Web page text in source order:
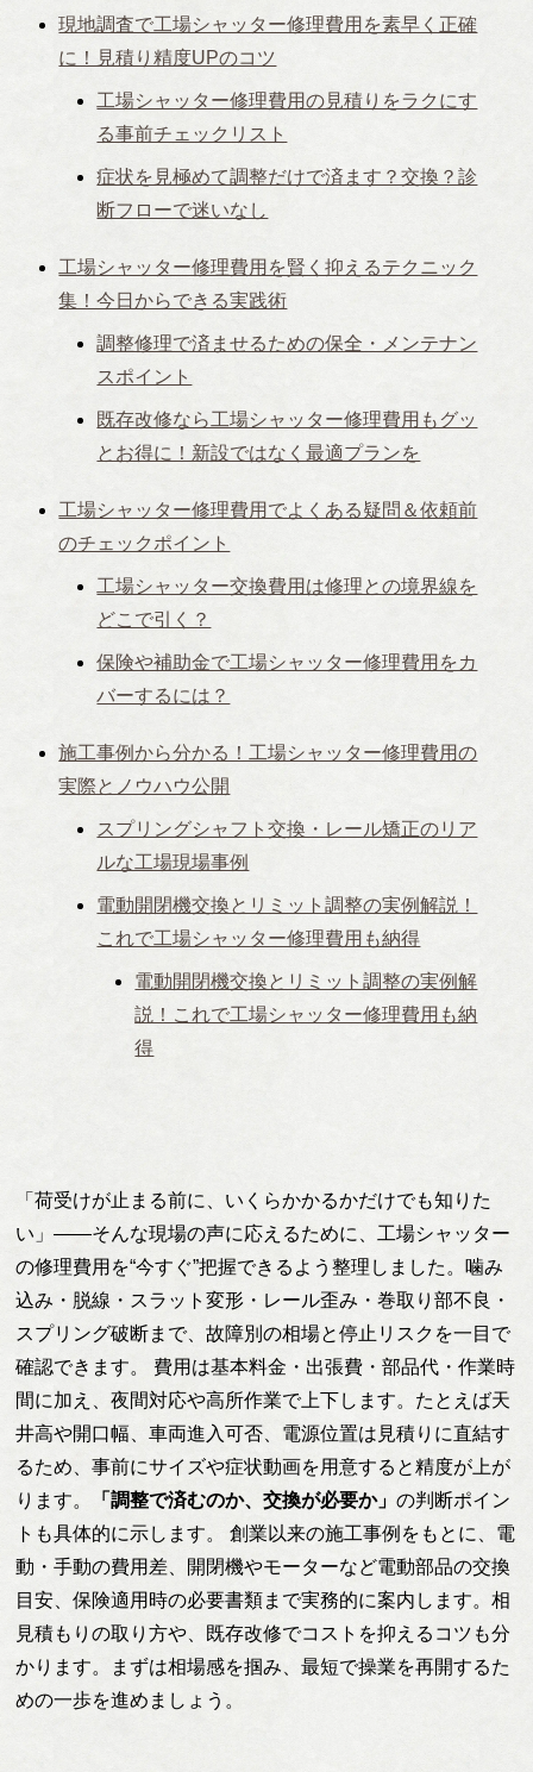
現地調査で工場シャッター修理費用を素早く正確
に！見積り精度UPのコツ
工場シャッター修理費用の見積りをラクにす
る事前チェックリスト
症状を見極めて調整だけで済ます？交換？診
断フローで迷いなし
工場シャッター修理費用を賢く抑えるテクニック
集！今日からできる実践術
調整修理で済ませるための保全・メンテナン
スポイント
既存改修なら工場シャッター修理費用もグッ
とお得に！新設ではなく最適プランを
工場シャッター修理費用でよくある疑問＆依頼前
のチェックポイント
工場シャッター交換費用は修理との境界線を
どこで引く？
保険や補助金で工場シャッター修理費用をカ
バーするには？
施工事例から分かる！工場シャッター修理費用の
実際とノウハウ公開
スプリングシャフト交換・レール矯正のリア
ルな工場現場事例
電動開閉機交換とリミット調整の実例解説！
これで工場シャッター修理費用も納得
電動開閉機交換とリミット調整の実例解
説！これで工場シャッター修理費用も納
得
「荷受けが止まる前に、いくらかかるかだけでも知りた
い」——そんな現場の声に応えるために、工場シャッター
の修理費用を“今すぐ”把握できるよう整理しました。噛み
込み・脱線・スラット変形・レール歪み・巻取り部不良・
スプリング破断まで、故障別の相場と停止リスクを一目で
確認できます。 費用は基本料金・出張費・部品代・作業時
間に加え、夜間対応や高所作業で上下します。たとえば天
井高や開口幅、車両進入可否、電源位置は見積りに直結す
るため、事前にサイズや症状動画を用意すると精度が上が
ります。
「調整で済むのか、交換が必要か」の判断ポイン
トも具体的に示します。 創業以来の施工事例をもとに、電
動・手動の費用差、開閉機やモーターなど電動部品の交換
目安、保険適用時の必要書類まで実務的に案内します。相
見積もりの取り方や、既存改修でコストを抑えるコツも分
かります。まずは相場感を掴み、最短で操業を再開するた
めの一歩を進めましょう。